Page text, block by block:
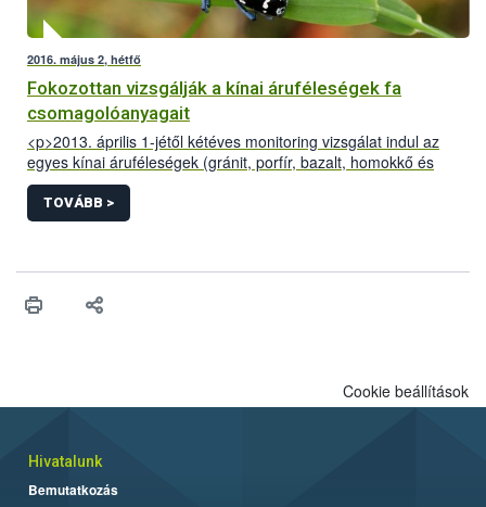
2016. május 2, hétfő
Fokozottan vizsgálják a kínai áruféleségek fa
csomagolóanyagait
<p>2013. április 1-jétől kétéves monitoring vizsgálat indul az
egyes kínai áruféleségek (gránit, porfír, bazalt, homokkő és
egyéb burkolóanyagok) fa-csomagolóanyagainak ellenőrzésére.
Az Európai Bizottság által elrendelt vizsgálat célja a növényi
károsítók behurcolásával járó kockázat nagyságának
TOVÁBB >
Cookie beállítások
Hivatalunk
Bemutatkozás